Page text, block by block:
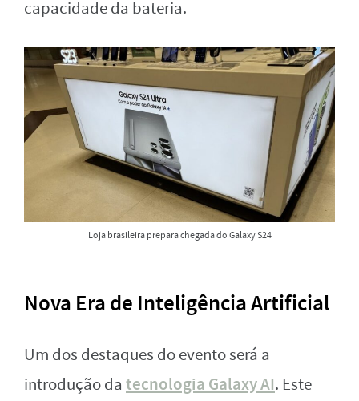
capacidade da bateria.
Loja brasileira prepara chegada do Galaxy S24
Nova Era de Inteligência Artificial
Um dos destaques do evento será a
introdução da tecnologia Galaxy AI. Este